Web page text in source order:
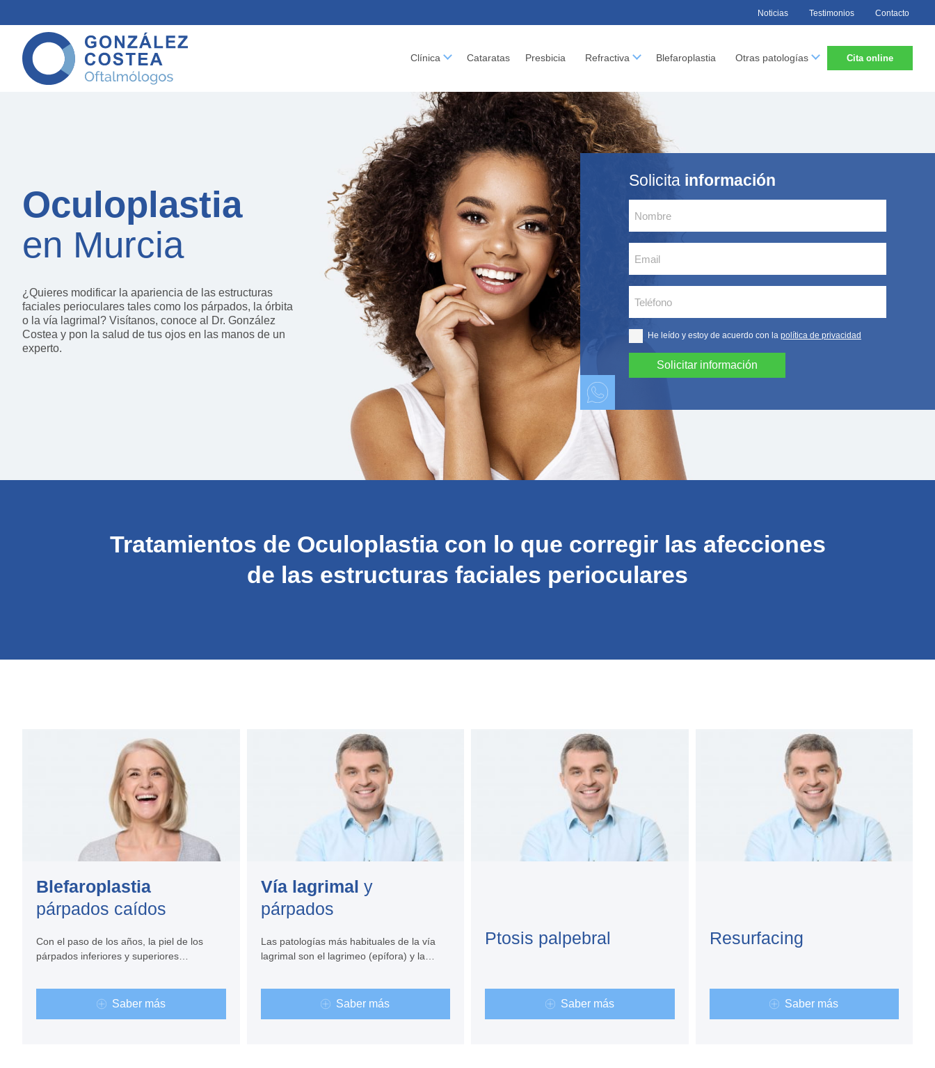
Noticias Testimonios Contacto
Clínica Cataratas Presbicia Refractiva Blefaroplastia Otras patologías Cita online
Oculoplastia
en Murcia
¿Quieres modificar la apariencia de las estructuras
faciales perioculares tales como los párpados, la órbita
o la vía lagrimal? Visítanos, conoce al Dr. González
Costea y pon la salud de tus ojos en las manos de un
experto.
Solicita información
(Obligatorio)
He leído y estoy de acuerdo con la política de privacidad
Tratamientos de Oculoplastiacon lo que corregir las afecciones
de las estructuras faciales perioculares
Blefaroplastia
párpados caídos
Con el paso de los años, la piel de los
párpados inferiores y superiores
y pon la salud de tus ojos en las manos de
Saber más
Vía lagrimal y
párpados
Las patologías más habituales de la vía
lagrimal son el lagrimeo (epífora) y la
casos, deben ser tratados médica o
Saber más
Ptosis palpebral
Saber más
Resurfacing
Saber más